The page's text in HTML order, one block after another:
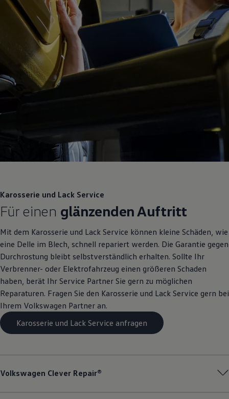
Karosserie und Lack Service
Für einen glänzenden Auftritt
Mit dem Karosserie und Lack Service können kleine Schäden, wie
eine Delle im Blech, schnell repariert werden. Die Garantie gegen
Durchrostung bleibt selbstverständlich erhalten. Sollte Ihr
Verbrenner- oder Elektrofahrzeug einen größeren Schaden
haben, berät Ihr Service Partner Sie gern zu möglichen
Reparaturen. Fragen Sie den Karosserie und Lack Service gern bei
Ihrem Volkswagen Partner an.
Karosserie und Lack Service anfragen
Volkswagen Clever Repair®